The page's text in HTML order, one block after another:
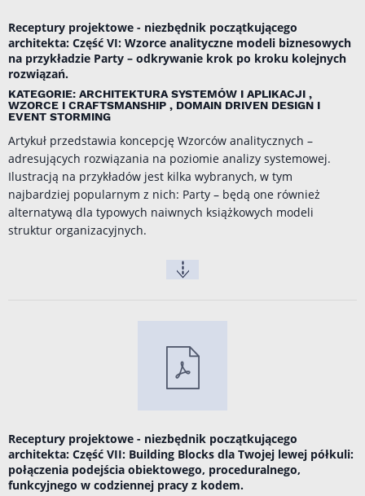
Receptury projektowe - niezbędnik początkującego
architekta: Część VI: Wzorce analityczne modeli biznesowych
na przykładzie Party – odkrywanie krok po kroku kolejnych
rozwiązań.
KATEGORIE: ARCHITEKTURA SYSTEMÓW I APLIKACJI ,
WZORCE I CRAFTSMANSHIP , DOMAIN DRIVEN DESIGN I
EVENT STORMING
Artykuł przedstawia koncepcję Wzorców analitycznych –
adresujących rozwiązania na poziomie analizy systemowej.
Ilustracją na przykładów jest kilka wybranych, w tym
najbardziej popularnym z nich: Party – będą one również
alternatywą dla typowych naiwnych książkowych modeli
struktur organizacyjnych.
Receptury projektowe - niezbędnik początkującego
architekta: Część VII: Building Blocks dla Twojej lewej półkuli:
połączenia podejścia obiektowego, proceduralnego,
funkcyjnego w codziennej pracy z kodem.